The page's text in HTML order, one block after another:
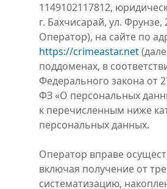
1149102117812,
г. Бахчисарай, ул. Фрунзе,
Оператор), на сайте по
https://crimeastar.net
поддоменах, в
Федерального закона от
ФЗ «О персональных
к перечисленным ниже
персональных данных.
Оператор вправе
включая получение от
систематизацию,